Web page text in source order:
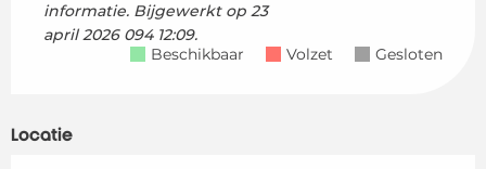
informatie. Bijgewerkt op 23
april 2026 094 12:09.
Beschikbaar
Volzet Gesloten
Locatie